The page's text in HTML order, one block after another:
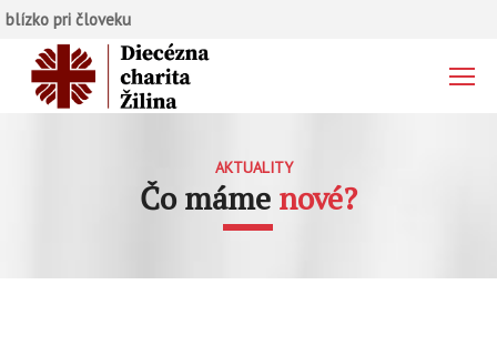
blízko pri človeku
AKTUALITY
Čo máme nové?